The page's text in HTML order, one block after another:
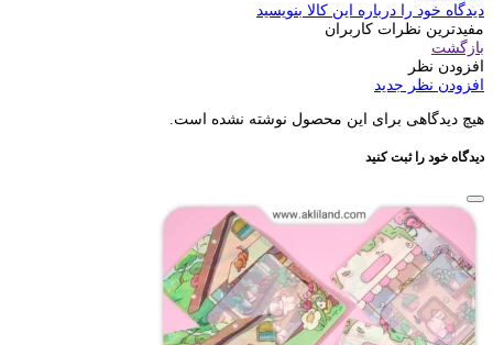
دیدگاه خود را درباره این کالا بنویسید
مفیدترین نظرات کاربران
بازگشت
افزودن نظر
افزودن نظر جدید
هیچ دیدگاهی برای این محصول نوشته نشده است.
دیدگاه خود را ثبت کنید